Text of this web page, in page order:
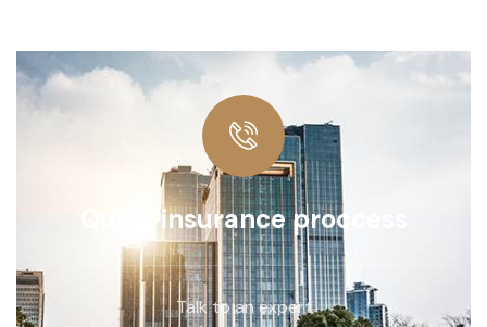
Quick insurance proccess
Talk to an expert